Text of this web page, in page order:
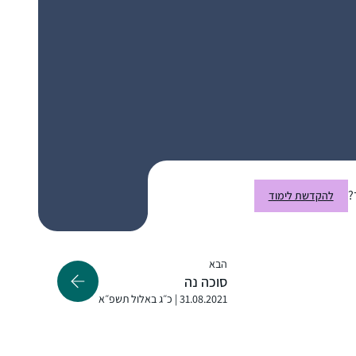
להקדשת לימוד
הבא
סוכה נה
31.08.2021 | כ״ג באלול תשפ״א
התחלתי ללמוד בסבב הנוכחי לפני כשנתיים
.הסביבה מתפעלת ותומכת מאוד. אני משתדלת
ללמוד מכל ההסכתים הנוספים שיש באתר הדרן.
אני עורכת כל סיום מסכת שיעור בביתי לכ20
יהוד, ישראל